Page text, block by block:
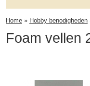
Home » Hobby benodigheden
Foam vellen